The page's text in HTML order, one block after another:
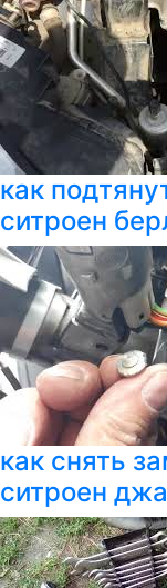
как
ситроен
как снять
ситроен